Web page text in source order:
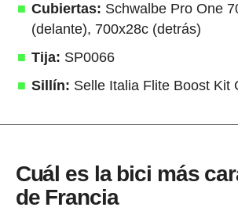
Cubiertas: Schwalbe Pro One
(delante), 700x28c (detrás)
Tija: SP0066
Sillín: Selle Italia Flite Boost Kit
Cuál es la bici más
de Francia